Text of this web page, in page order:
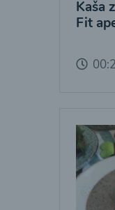
Kaša
Fit